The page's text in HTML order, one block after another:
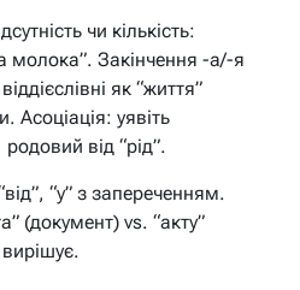
чи кількість:
молока”. Закінчення -а/-я
як “життя”
уявіть
від “рід”.
“у” з запереченням.
(документ) vs. “акту”